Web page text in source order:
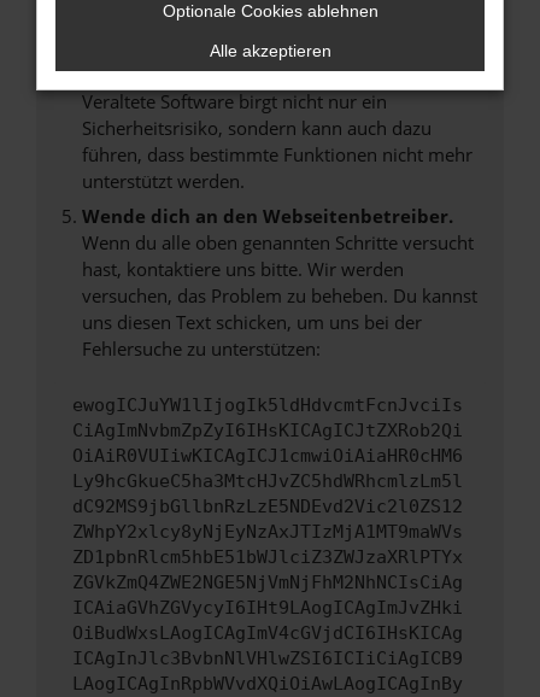
Stelle sicher, dass dein Browser und dein
Betriebssystem auf dem neuesten Stand
sind.
Veraltete Software birgt nicht nur ein
Sicherheitsrisiko, sondern kann auch dazu
führen, dass bestimmte Funktionen nicht mehr
unterstützt werden.
Wende dich an den Webseitenbetreiber.
Wenn du alle oben genannten Schritte versucht
hast, kontaktiere uns bitte. Wir werden
versuchen, das Problem zu beheben. Du kannst
uns diesen Text schicken, um uns bei der
Fehlersuche zu unterstützen:
ewogICJuYW1lIjogIk5ldHdvcmtFcnJvciIs
CiAgImNvbmZpZyI6IHsKICAgICJtZXRob2Qi
OiAiR0VUIiwKICAgICJ1cmwiOiAiaHR0cHM6
Ly9hcGkueC5ha3MtcHJvZC5hdWRhcmlzLm5l
dC92MS9jbGllbnRzLzE5NDEvd2Vic2l0ZS12
ZWhpY2xlcy8yNjEyNzAxJTIzMjA1MT9maWVs
ZD1pbnRlcm5hbE51bWJlciZ3ZWJzaXRlPTYx
ZGVkZmQ4ZWE2NGE5NjVmNjFhM2NhNCIsCiAg
ICAiaGVhZGVycyI6IHt9LAogICAgImJvZHki
OiBudWxsLAogICAgImV4cGVjdCI6IHsKICAg
ICAgInJlc3BvbnNlVHlwZSI6ICIiCiAgICB9
LAogICAgInRpbWVvdXQiOiAwLAogICAgInBy
Optionale Cookies ablehnen
Alle akzeptieren